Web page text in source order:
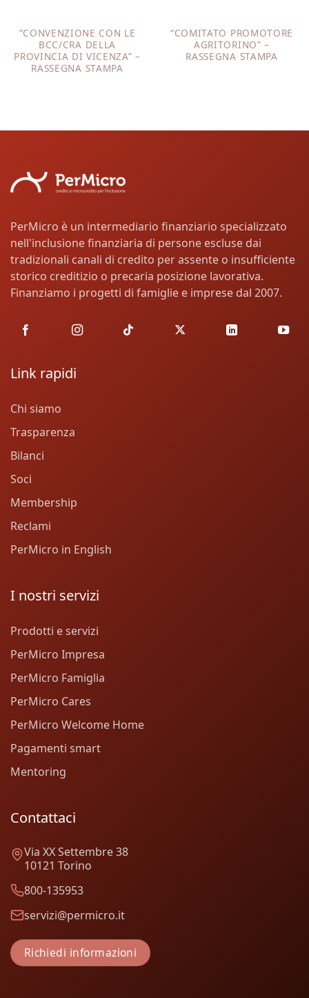
“CONVENZIONE CON LE
BCC/CRA DELLA
PROVINCIA DI VICENZA” –
RASSEGNA STAMPA
“COMITATO PROMOTORE
AGRITORINO” –
RASSEGNA STAMPA
PerMicro è un intermediario finanziario specializzato
nell'inclusione finanziaria di persone escluse dai
tradizionali canali di credito per assente o insufficiente
storico creditizio o precaria posizione lavorativa.
Finanziamo i progetti di famiglie e imprese dal 2007.
Link rapidi
Chi siamo
Trasparenza
Bilanci
Soci
Membership
Reclami
PerMicro in English
I nostri servizi
Prodotti e servizi
PerMicro Impresa
PerMicro Famiglia
PerMicro Cares
PerMicro Welcome Home
Pagamenti smart
Mentoring
Contattaci
Via XX Settembre 38
10121 Torino
800-135953
servizi@permicro.it
Richiedi informazioni